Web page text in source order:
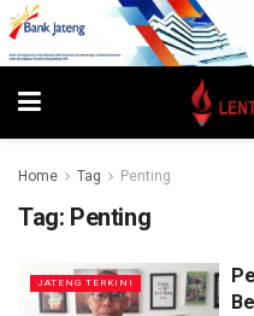
Home Tag Penting
Tag: Penting
JATENG TERKINI